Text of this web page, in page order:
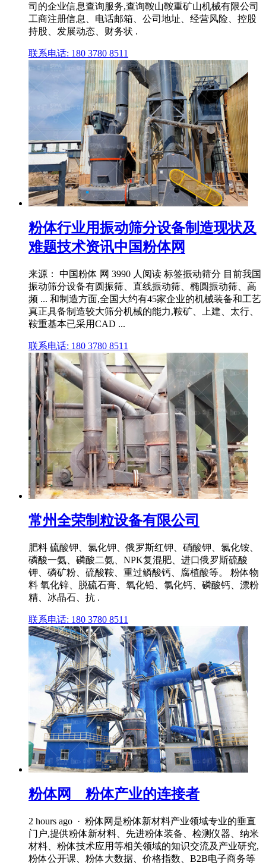
司的企业信息查询服务,查询鞍山鞍重矿山机械有限公司
工商注册信息、电话邮箱、公司地址、经营风险、控股
持股、发展动态、财务状 .
联系电话: 180 3780 8511
粉体行业用振动筛分设备制造现状及
难题技术资讯中国粉体网
来源： 中国粉体 网 3990 人阅读 标签振动筛分 目前我国
振动筛分设备有圆振筛、直线振动筛、椭圆振动筛、高
频 ... 和制造方面,全国大约有45家企业的机械装备和工艺
真正具备制造较大筛分机械的能力,鞍矿、上建、太行、
鞍重基本已采用CAD ...
联系电话: 180 3780 8511
常州全荣制粒设备有限公司
肥料 硫酸钾、氯化钾、俄罗斯红钾、硝酸钾、氯化铵、
磷酸一氨、磷酸二氨、NPK复混肥、进口俄罗斯硫酸
钾、磷矿粉、硫酸鞍、重过鳞酸钙、腐植酸等。 粉体物
料 氧化锌、脱硫石膏、氧化铅、氯化钙、磷酸钙、漂粉
精、冰晶石、抗 .
联系电话: 180 3780 8511
粉体网__粉体产业的连接者
2 hours ago · 粉体网是粉体新材料产业领域专业的垂直
门户,提供粉体新材料、先进粉体装备、检测仪器、纳米
材料、粉体技术应用等相关领域的知识交流及产业研究,
粉体公开课、粉体大数据、价格指数、B2B电子商务等